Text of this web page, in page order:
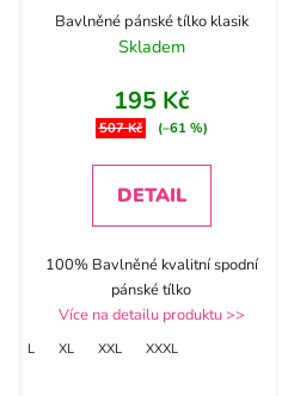
Bavlněné pánské tílko klasik
Skladem
195 Kč
507 Kč (–61 %)
DETAIL
100% Bavlněné kvalitní spodní
pánské tílko
Více na detailu produktu >>
L XL XXL XXXL